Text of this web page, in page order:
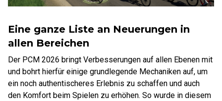
Eine ganze Liste an Neuerungen in
allen Bereichen
Der PCM 2026 bringt Verbesserungen auf allen Ebenen mit
und bohrt hierfür einige grundlegende Mechaniken auf, um
ein noch authentischeres Erlebnis zu schaffen und auch
den Komfort beim Spielen zu erhöhen. So wurde in diesem